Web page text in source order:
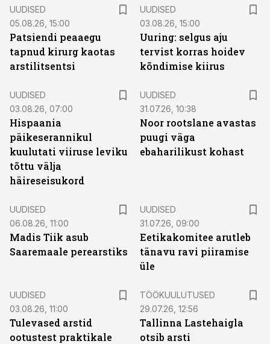
UUDISED
05.08.26, 15:00
Patsiendi peaaegu
tapnud kirurg kaotas
arstilitsentsi
UUDISED
03.08.26, 15:00
Uuring: selgus aju
tervist korras hoidev
kõndimise kiirus
UUDISED
03.08.26, 07:00
Hispaania
päikeserannikul
kuulutati viiruse leviku
tõttu välja
häireseisukord
UUDISED
31.07.26, 10:38
Noor rootslane avastas
puugi väga
ebaharilikust kohast
UUDISED
06.08.26, 11:00
Madis Tiik asub
Saaremaale perearstiks
UUDISED
31.07.26, 09:00
Eetikakomitee arutleb
tänavu ravi piiramise
üle
UUDISED
03.08.26, 11:00
Tulevased arstid
ootustest praktikale
TÖÖKUULUTUSED
29.07.26, 12:56
Tallinna Lastehaigla
otsib arsti